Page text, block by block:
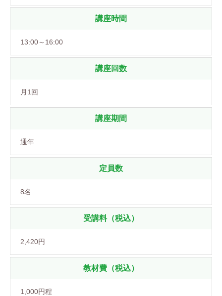
講座時間
13:00～16:00
講座回数
月1回
講座期間
通年
定員数
8名
受講料（税込）
2,420円
教材費（税込）
1,000円程